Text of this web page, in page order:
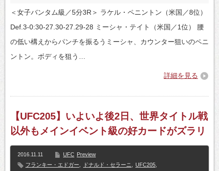
＜女子バンタム級／5分3R＞ ラケル・ペニントン（米国／8位）
Def.3-0:30-27.30-27.29-28 ミーシャ・テイト（米国／1位） 腰
の低い構えからパンチを振るうミーシャ、カウンター狙いのペニ
ントン。ボディを狙う…
詳細を見る
【UFC205】いよいよ後2日、世界タイトル戦
以外もメインイベント級の好カードがズラリ
2016.11.11 UFC Preview
フランキー・エドガー
ドナルド・セラーニ UFC205